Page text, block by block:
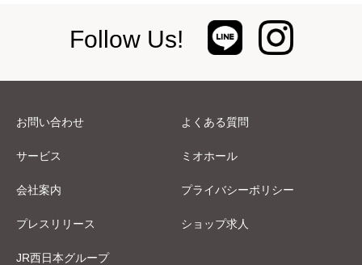
Follow Us!
お問い合わせ よくある質問
サービス ミオホール
会社案内 プライバシーポリシー
プレスリリース ショップ求人
JR西日本グループ